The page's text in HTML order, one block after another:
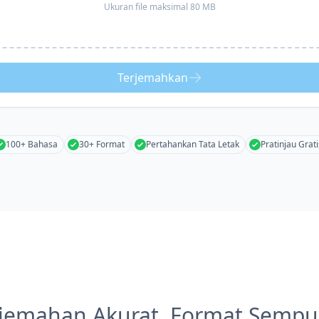
Ukuran file maksimal 80 MB
Terjemahkan
100+ Bahasa 30+ Format Pertahankan Tata Letak Pratinjau